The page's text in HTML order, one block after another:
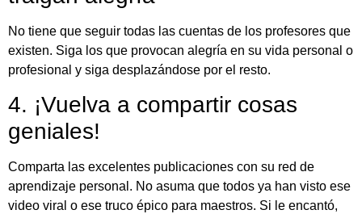
No tiene que seguir todas las cuentas de los profesores que
existen. Siga los que provocan alegría en su vida personal o
profesional y siga desplazándose por el resto.
4. ¡Vuelva a compartir cosas
geniales!
Comparta las excelentes publicaciones con su red de
aprendizaje personal. No asuma que todos ya han visto ese
video viral o ese truco épico para maestros. Si le encantó,